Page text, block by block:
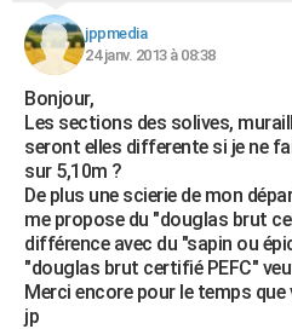
jppmedia
24 janv. 2013 à 08:38
Bonjour,
Les sections des solives,
seront elles differente si je ne
sur 5,10m ?
De plus une scierie de mon
me propose du "douglas brut
différence avec du "sapin ou
"douglas brut certifié PEFC"
Merci encore pour le temps
jp